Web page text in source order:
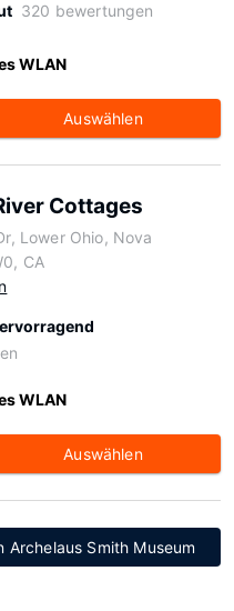
320 bewertungen
WLAN
Auswählen
Cottages
Lower Ohio, Nova
CA
WLAN
Auswählen
Archelaus Smith Museum